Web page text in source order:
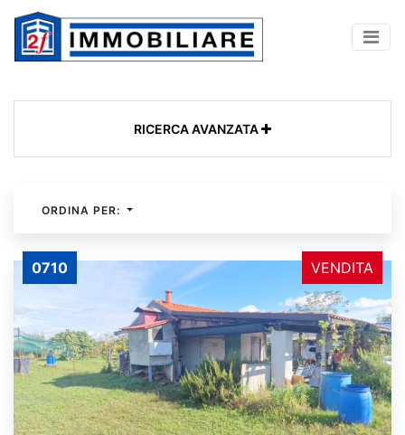
RICERCA AVANZATA
ORDINA PER:
VENDITA
0710